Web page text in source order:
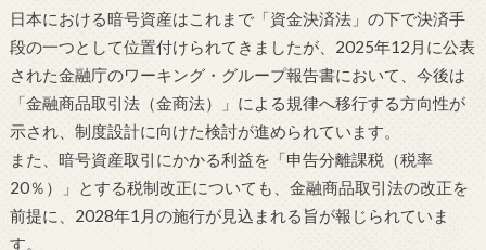
日本における暗号資産はこれまで「資金決済法」の下で決済手
段の一つとして位置付けられてきましたが、2025年12月に公表
された金融庁のワーキング・グループ報告書において、今後は
「金融商品取引法（金商法）」による規律へ移行する方向性が
示され、制度設計に向けた検討が進められています。
また、暗号資産取引にかかる利益を「申告分離課税（税率
20％）」とする税制改正についても、金融商品取引法の改正を
前提に、2028年1月の施行が見込まれる旨が報じられていま
す。